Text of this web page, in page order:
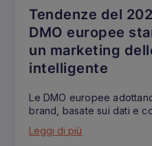
Tendenze del
DMO europee
un marketing
intelligente
Le DMO europee
brand, basate sui dati e
Leggi di più